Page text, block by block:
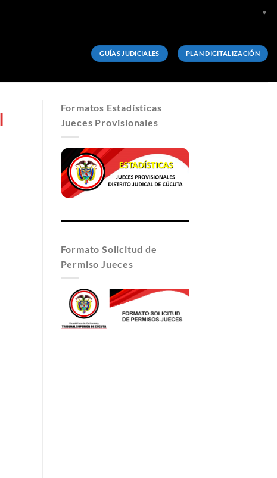
▼
GUÍAS JUDICIALES PLAN DIGITALIZACIÓN
Formatos Estadísticas
Jueces Provisionales
Formato Solicitud de
Permiso Jueces